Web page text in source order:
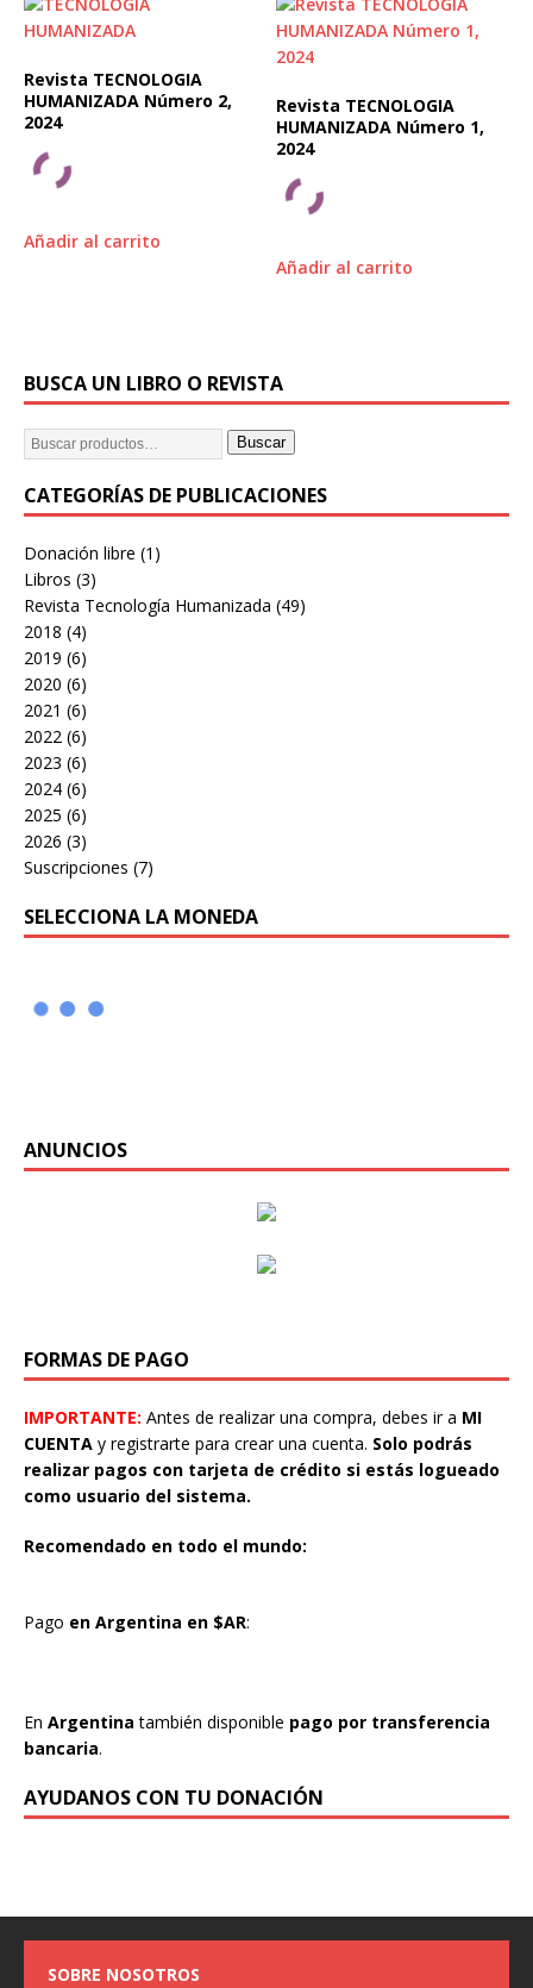
Revista TECNOLOGIA
HUMANIZADA Número 2,
2024
Añadir al carrito
Revista TECNOLOGIA
HUMANIZADA Número 1,
2024
Añadir al carrito
BUSCA UN LIBRO O REVISTA
Buscar
CATEGORÍAS DE PUBLICACIONES
Donación libre (1)
Libros (3)
Revista Tecnología Humanizada (49)
2018 (4)
2019 (6)
2020 (6)
2021 (6)
2022 (6)
2023 (6)
2024 (6)
2025 (6)
2026 (3)
Suscripciones (7)
SELECCIONA LA MONEDA
ANUNCIOS
FORMAS DE PAGO
IMPORTANTE: Antes de realizar una compra, debes ir a MI
CUENTA y registrarte para crear una cuenta. Solo podrás
realizar pagos con tarjeta de crédito si estás logueado
como usuario del sistema.
Recomendado en todo el mundo:
Pago en Argentina en $AR:
En Argentina también disponible pago por transferencia
bancaria.
AYUDANOS CON TU DONACIÓN
SOBRE NOSOTROS